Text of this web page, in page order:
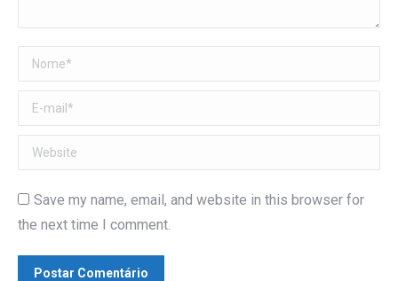
Nome *
E-mail *
Website
Save my name, email, and website in this browser for
the next time I comment.
Postar Comentário